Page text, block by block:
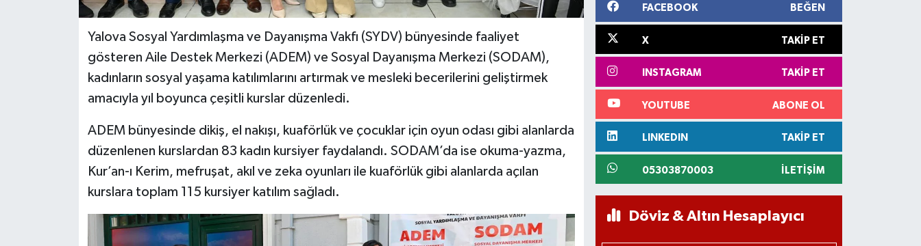
Yalova Sosyal Yardımlaşma ve Dayanışma Vakfı (SYDV) bünyesinde faaliyet
gösteren Aile Destek Merkezi (ADEM) ve Sosyal Dayanışma Merkezi (SODAM),
kadınların sosyal yaşama katılımlarını artırmak ve mesleki becerilerini geliştirmek
amacıyla yıl boyunca çeşitli kurslar düzenledi.
ADEM bünyesinde dikiş, el nakışı, kuaförlük ve çocuklar için oyun odası gibi alanlarda
düzenlenen kurslardan 83 kadın kursiyer faydalandı. SODAM’da ise okuma-yazma,
Kur’an-ı Kerim, mefruşat, akıl ve zeka oyunları ile kuaförlük gibi alanlarda açılan
kurslara toplam 115 kursiyer katılım sağladı.
FACEBOOK BEĞEN
X TAKIP ET
INSTAGRAM TAKIP ET
YOUTUBE ABONE OL
LINKEDIN TAKIP ET
05303870003 İLETIŞIM
Döviz & Altın Hesaplayıcı